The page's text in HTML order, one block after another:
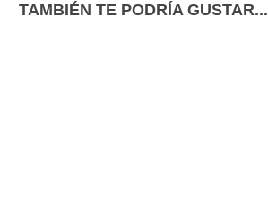
TAMBIÉN TE PODRÍA GUSTAR...